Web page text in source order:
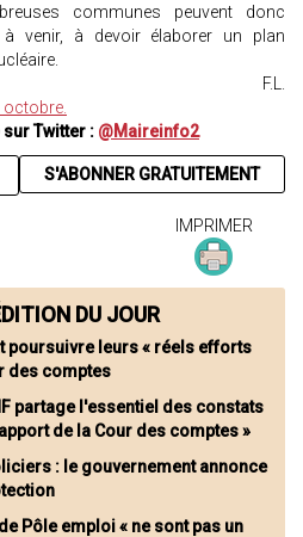
communes peuvent donc
venir, à devoir élaborer un plan
F.L.
octobre.
sur Twitter : @Maireinfo2
S'ABONNER GRATUITEMENT
IMPRIMER
DU JOUR
poursuivre leurs « réels efforts
des comptes
partage l'essentiel des constats
de la Cour des comptes »
: le gouvernement annonce
Pôle emploi « ne sont pas un